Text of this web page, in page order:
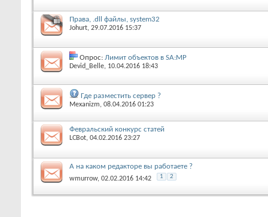
Права, .dll файлы, system32
Johurt, 29.07.2016 15:37
Опрос: Лимит объектов в SA:MP
Devid_Belle, 10.04.2016 18:43
Где разместить сервер ?
Mexanizm, 08.04.2016 01:23
Февральский конкурс статей
LCBot, 04.02.2016 23:27
А на каком редакторе вы работаете ?
wmurrow, 02.02.2016 14:42 1 2